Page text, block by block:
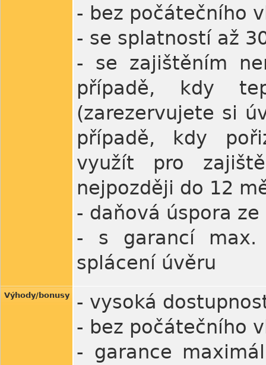
- bez počátečního
- se splatností až
- se zajištěním
případě, kdy
(zarezervujete si
případě, kdy
využít pro
nejpozději do 12
- daňová úspora
- s garancí max.
splácení úvěru
Výhody/bonusy
- vysoká
- bez počátečního
- garance